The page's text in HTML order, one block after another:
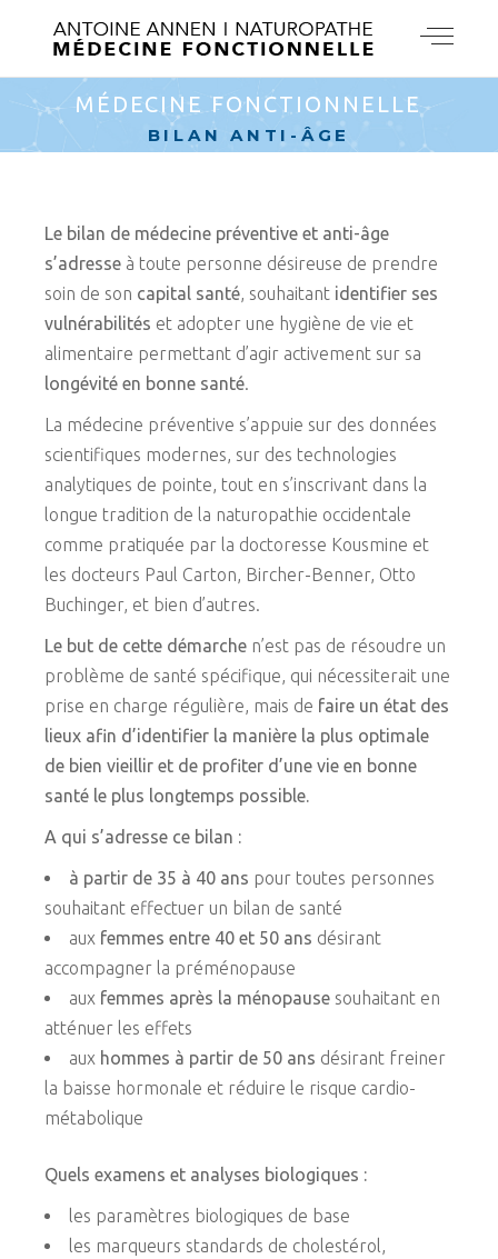
MÉDECINE FONCTIONNELLE
BILAN ANTI-ÂGE
Le bilan de médecine préventive et anti-âge
s’adresse à toute personne désireuse de prendre
soin de son capital santé, souhaitant identifier ses
vulnérabilités et adopter une hygiène de vie et
alimentaire permettant d’agir activement sur sa
longévité en bonne santé.
La médecine préventive s’appuie sur des données
scientifiques modernes, sur des technologies
analytiques de pointe, tout en s’inscrivant dans la
longue tradition de la naturopathie occidentale
comme pratiquée par la doctoresse Kousmine et
les docteurs Paul Carton, Bircher-Benner, Otto
Buchinger, et bien d’autres.
Le but de cette démarche n’est pas de résoudre un
problème de santé spécifique, qui nécessiterait une
prise en charge régulière, mais de faire un état des
lieux afin d’identifier la manière la plus optimale
de bien vieillir et de profiter d’une vie en bonne
santé le plus longtemps possible.
A qui s’adresse ce bilan :
à partir de 35 à 40 ans pour toutes personnes
souhaitant effectuer un bilan de santé
aux femmes entre 40 et 50 ans désirant
accompagner la préménopause
aux femmes après la ménopause souhaitant en
atténuer les effets
aux hommes à partir de 50 ans désirant freiner
la baisse hormonale et réduire le risque cardio-
métabolique
Quels examens et analyses biologiques :
les paramètres biologiques de base
les marqueurs standards de cholestérol,